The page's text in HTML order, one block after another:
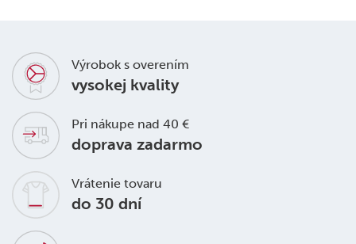
Výrobok s overením
vysokej kvality
Pri nákupe nad 40 €
doprava zadarmo
Vrátenie tovaru
do 30 dní